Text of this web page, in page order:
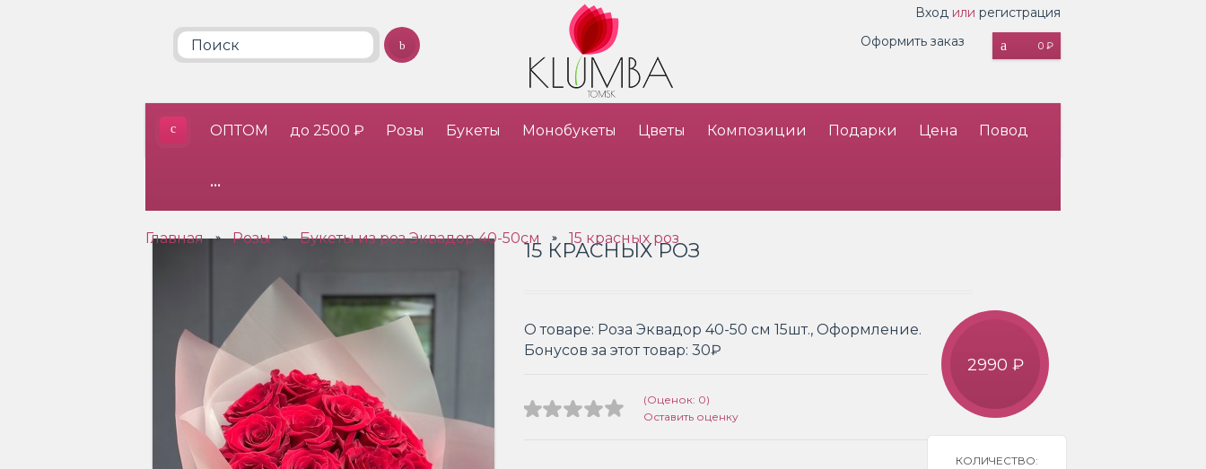
Вход или регистрация
0 ₽
Оформить заказ
ОПТОМ до 2500 ₽ Розы Букеты Монобукеты Цветы Композиции Подарки Цена Повод
•••
Главная » Розы » Букеты из роз Эквадор 40-50см » 15 красных роз
15 КРАСНЫХ РОЗ
О товаре: Роза Эквадор 40-50 см 15шт., Оформление.
Бонусов за этот товар: 30₽
(Оценок: 0)
Оставить оценку
2990 ₽
КОЛИЧЕСТВО: